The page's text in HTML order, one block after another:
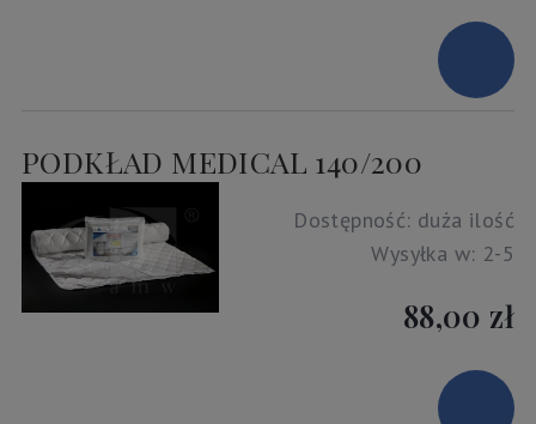
PODKŁAD MEDICAL 140/200
Dostępność: duża ilość
Wysyłka w: 2-5
88,00 zł